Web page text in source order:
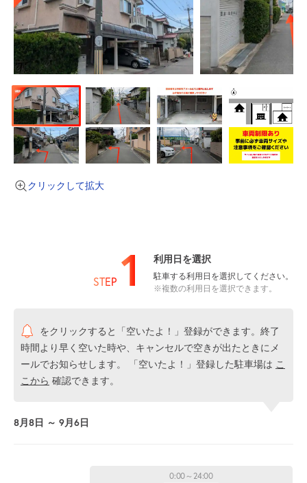
クリックして拡大
STEP 1 利用日を選択
駐車する利用日を選択してください。
※複数の利用日を選択できます。
をクリックすると「空いたよ！」登録ができます。終了
時間より早く空いた時や、キャンセルで空きが出たときにメ
ールでお知らせします。 「空いたよ！」登録した駐車場は こ
こから 確認できます。
8月8日 ～ 9月6日
0:00～24:00